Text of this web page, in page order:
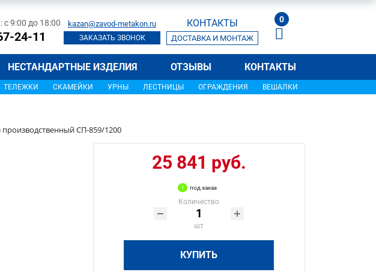
9:00 до 18:00
24-11
kazan@zavod-metakon.ru
ЗАКАЗАТЬ ЗВОНОК
КОНТАКТЫ
ДОСТАВКА И МОНТАЖ
0
НЕСТАНДАРТНЫЕ ИЗДЕЛИЯ ОТЗЫВЫ КОНТАКТЫ
ТЕЛЕЖКИ СКАМЕЙКИ УРНЫ ЛЕСТНИЦЫ ОГРАЖДЕНИЯ ВЕШАЛКИ
производственный СП-859/1200
25 841 руб.
под заказ
Количество
шт
КУПИТЬ